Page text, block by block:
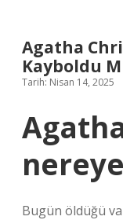
Agatha
Kayboldu
Tarih: Nisan 14, 2025
Bugün öldüğü